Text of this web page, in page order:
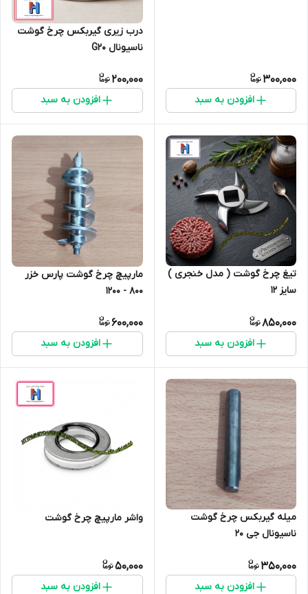
300,000
افزودن به سبد
درب زیری گیربکس چرخ گوشت
ناسیونال G20
200,000
افزودن به سبد
تیغ چرخ گوشت ( مدل خنجری )
سایز 12
850,000
افزودن به سبد
مارپیچ چرخ گوشت پارس خزر
800 - 1200
600,000
افزودن به سبد
میله گیربکس چرخ گوشت
ناسیونال جی 20
350,000
افزودن به سبد
واشر مارپیچ چرخ گوشت
50,000
افزودن به سبد